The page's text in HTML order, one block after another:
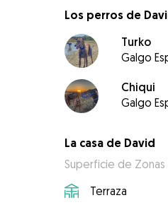
Los perros de
Turko
Galgo
Chiqui
Galgo
La casa de David
Superficie de Zonas
Terraza